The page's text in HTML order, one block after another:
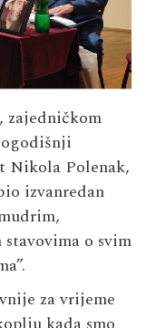
zajedničkom
Nikola Polenak,
izvanredan
o svim
za vrijeme